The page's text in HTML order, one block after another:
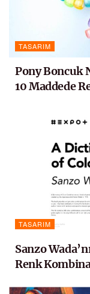
TASARIM
Pony Boncuk
10 Maddede
TASARIM
Sanzo
Renk